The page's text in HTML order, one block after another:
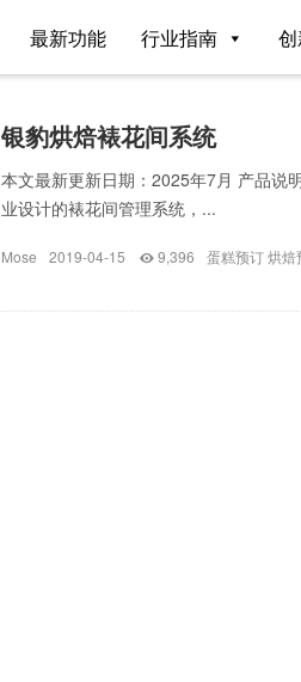
最新功能 行业指南
银豹烘焙裱花间系统
本文最新更新日期：2025年7月 产品说
业设计的裱花间管理系统，...
Mose 2019-04-15 9,396 蛋糕预订烘焙